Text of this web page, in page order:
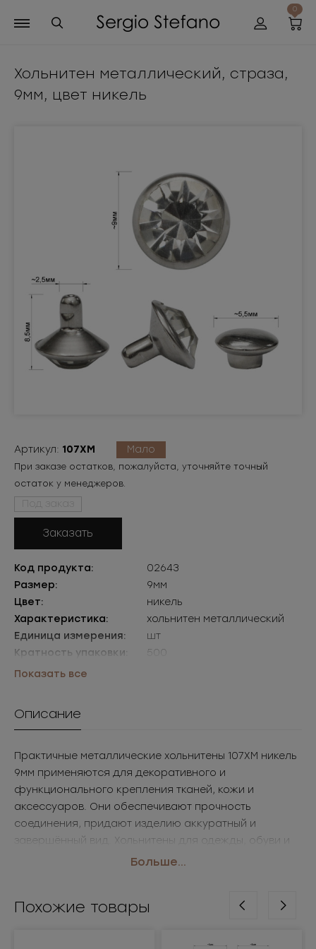
0
Хольнитен металлический, страза,
9мм, цвет никель
Артикул: 107ХМ Мало
При заказе остатков, пожалуйста, уточняйте точный
остаток у менеджеров.
Под заказ
Заказать
Код продукта:
02643
Размер:
9мм
Цвет:
никель
Характеристика:
хольнитен металлический
Единица измерения:
шт
Кратность упаковки:
500
Упаковки:
Показать все
Описание
Практичные металлические хольнитены 107ХМ никель
9мм применяются для декоративного и
функционального крепления тканей, кожи и
аксессуаров. Они обеспечивают прочность
соединения, придают изделию аккуратный и
завершённый вид. Хольнитены для одежды, обуви и
сумок востребованы как в массовом производстве,
фабрик, ателье и мастерских.
Больше...
Похожие товары